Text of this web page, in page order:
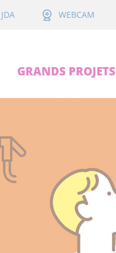
JDA WEBCAM
GRANDS PROJETS